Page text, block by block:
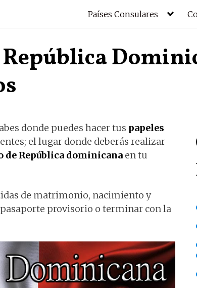
Países Consulares
donde puedes hacer tus papeles
el lugar donde deberás realizar
de República dominicana en tu
de matrimonio, nacimiento y
provisorio o terminar con la